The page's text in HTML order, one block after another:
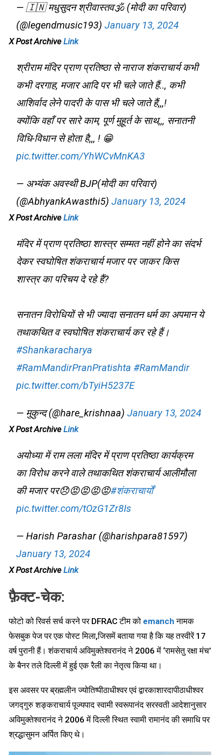
— 🇮🇳 मधुसुदन श्रीवास्तव🕉️ (मोदी का परिवार)
(@legendmusic193) January 13, 2024
X Post Archive Link
श्रीराम मंदिर प्राण प्रतिष्ठा से नाराज शंकराचार्य कभी
कभी दरगाह, मजार आदि पर भी चले जाते हैं.., कभी
आशिर्वाद लेने पादरी के पास भी चले जाते हैं,,,!
क्योंकि वहाँ पर सारे काम, पूर्ण मुहूर्त के साथ,,, सनातनी
विधि-विधान से होता है,,, ! 😁
pic.twitter.com/YhWCvMnKA3
— अभ्यंक अवस्थी BJP(मोदी का परिवार)
(@AbhyankAwasthi5) January 13, 2024
X Post Archive Link
मंदिर में प्राण प्रतिष्ठा शास्त्र सम्मत नहीं होने का संदर्भ
देकर स्वघोषित शंकराचार्य मजार पर जाकर किस
शास्त्र का परिचय दे रहे हैं?
सनातन विरोधियों से भी ज्यादा सनातन धर्म का अपमान ये
तथाकथित व स्वघोषित शंकराचार्य कर रहे हैं।
#Shankaracharya
#RamMandirPranPratishta #RamMandir
pic.twitter.com/bTyiH5237E
— मुकुन्द (@hare_krishnaa) January 13, 2024
X Post Archive Link
अयोध्या में राम लला मंदिर में प्राण प्रतिष्ठा कार्यक्रम
का विरोध करने वाले तथाकथित शंकराचार्य आलीमौला
की मजार पर😞😡😡😡😡#शंकराचार्यों
pic.twitter.com/tOzG1Zr8Is
— Harish Parashar (@harishpara81597)
January 13, 2024
X Post Archive Link
फ़ैक्ट-चेक:
फोटो को रिवर्स सर्च करने पर DFRAC टीम को emanch नामक
फेसबुक पेज पर एक पोस्ट मिला,जिसमें बताया गया है कि यह तस्वीरें 17
वर्ष पुरानी हैं। शंकराचार्य अविमुक्तेश्वरानंद ने 2006 में ‘रामसेतु रक्षा मंच’
के बैनर तले दिल्ली में हुई एक रैली का नेतृत्व किया था।
इस अवसर पर ब्रह्मलीन ज्योतिष्पीठाधीश्वर एवं द्वारकाशारदापीठाधीश्वर
जगद्गुरु शङ्कराचार्य पूज्यपाद स्वामी स्वरूपानंद सरस्वती आदेशानुसार
अविमुक्तेश्वरानंद ने 2006 में दिल्ली स्थित स्वामी रामानंद की समाधि पर
श्रद्धासुमन अर्पित किए थे।